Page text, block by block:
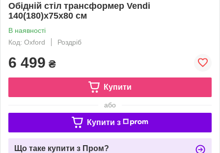
Обідній стіл трансформер Vendi
140(180)x75x80 см
В наявності
Код: Oxford
Роздріб
6 499 ₴
Купити
або
Купити з
Що таке купити з Пром?